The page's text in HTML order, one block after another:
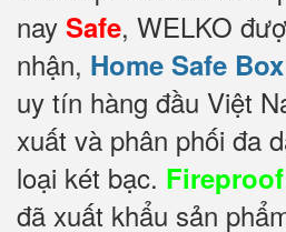
nay Safe, WELKO
nhận, Home Safe Box
uy tín hàng đầu Việt
xuất và phân phối đa
loại két bạc.
đã xuất khẩu sản